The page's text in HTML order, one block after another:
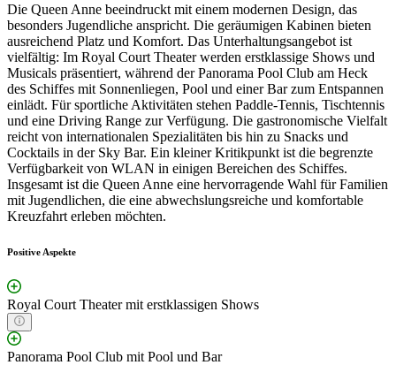
Die Queen Anne beeindruckt mit einem modernen Design, das
besonders Jugendliche anspricht. Die geräumigen Kabinen bieten
ausreichend Platz und Komfort. Das Unterhaltungsangebot ist
vielfältig: Im Royal Court Theater werden erstklassige Shows und
Musicals präsentiert, während der Panorama Pool Club am Heck
des Schiffes mit Sonnenliegen, Pool und einer Bar zum Entspannen
einlädt. Für sportliche Aktivitäten stehen Paddle-Tennis, Tischtennis
und eine Driving Range zur Verfügung. Die gastronomische Vielfalt
reicht von internationalen Spezialitäten bis hin zu Snacks und
Cocktails in der Sky Bar. Ein kleiner Kritikpunkt ist die begrenzte
Verfügbarkeit von WLAN in einigen Bereichen des Schiffes.
Insgesamt ist die Queen Anne eine hervorragende Wahl für Familien
mit Jugendlichen, die eine abwechslungsreiche und komfortable
Kreuzfahrt erleben möchten.
Positive Aspekte
Royal Court Theater mit erstklassigen Shows
Panorama Pool Club mit Pool und Bar